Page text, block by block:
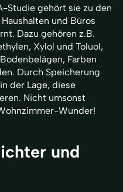
Studie gehört sie zu den
und Büros
Dazu gehören z.B.
Xylol und Toluol,
Farben
Durch Speicherung
der Lage, diese
Nicht umsonst
Wunder!
und